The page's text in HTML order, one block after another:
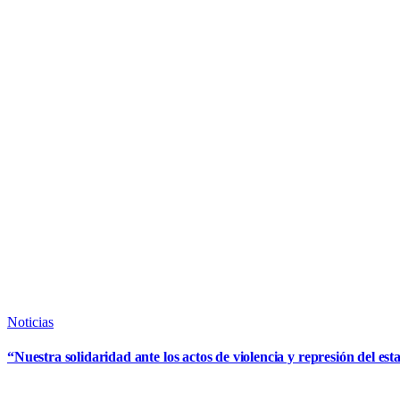
Noticias
“Nuestra solidaridad ante los actos de violencia y represión del